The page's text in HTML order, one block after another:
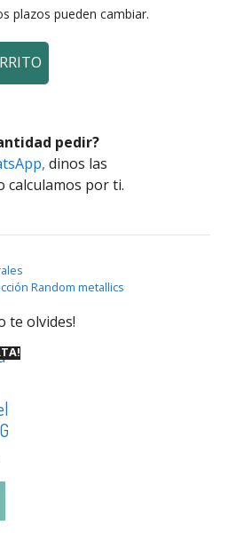
plazos pueden cambiar.
pedir?
dinos las
calculamos por ti.
Random metallics
te olvides!